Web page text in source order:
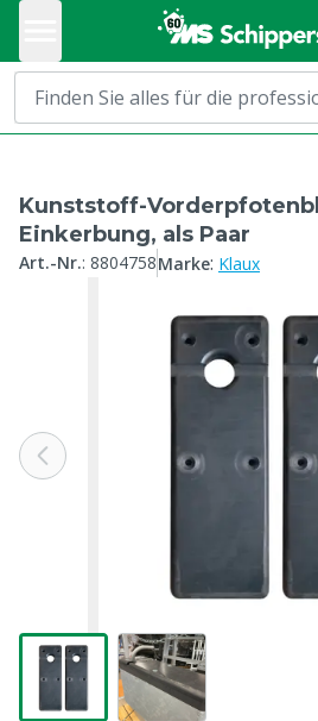
Kunststoff-
Einkerbung, als Paar
Art.-Nr.: 8804758Marke: Klaux